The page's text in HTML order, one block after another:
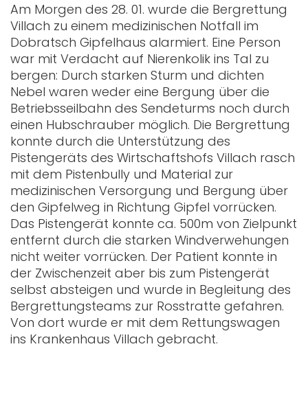
Am Morgen des 28. 01. wurde die Bergrettung
Villach zu einem medizinischen Notfall im
Dobratsch Gipfelhaus alarmiert. Eine Person
war mit Verdacht auf Nierenkolik ins Tal zu
bergen: Durch starken Sturm und dichten
Nebel waren weder eine Bergung über die
Betriebsseilbahn des Sendeturms noch durch
einen Hubschrauber möglich. Die Bergrettung
konnte durch die Unterstützung des
Pistengeräts des Wirtschaftshofs Villach rasch
mit dem Pistenbully und Material zur
medizinischen Versorgung und Bergung über
den Gipfelweg in Richtung Gipfel vorrücken.
Das Pistengerät konnte ca. 500m von Zielpunkt
entfernt durch die starken Windverwehungen
nicht weiter vorrücken. Der Patient konnte in
der Zwischenzeit aber bis zum Pistengerät
selbst absteigen und wurde in Begleitung des
Bergrettungsteams zur Rosstratte gefahren.
Von dort wurde er mit dem Rettungswagen
ins Krankenhaus Villach gebracht.